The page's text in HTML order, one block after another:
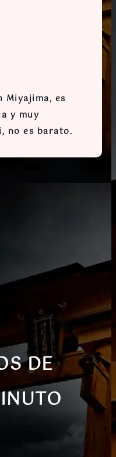
Miyajima, es
y muy
no es barato.
DE